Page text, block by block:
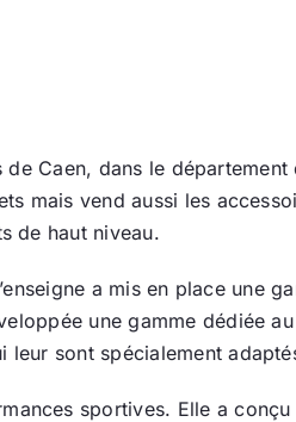
Caen, dans le département
mais vend aussi les
de haut niveau.
a mis en place une
une gamme dédiée
leur sont spécialement
sportives. Elle a